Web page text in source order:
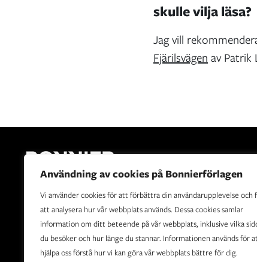
Användning av cookies på Bonnierförlagen
Vi använder cookies för att förbättra din användarupplevelse och
att analysera hur vår webbplats används. Dessa cookies samlar
information om ditt beteende på vår webbplats, inklusive vilka
du besöker och hur länge du stannar. Informationen används för
hjälpa oss förstå hur vi kan göra vår webbplats bättre för dig.
skulle vilja läsa?
Jag vill
Fjärilsvägen av Patrik
Bonnierförlagen är Sveriges ledande förlagshus. Vår
är att sprida berättelser som upplyser, underhåller,
utvecklar och berör.